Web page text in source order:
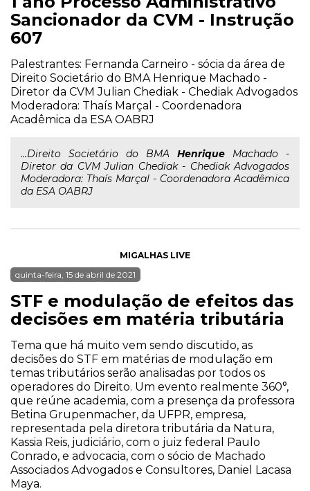
Sancionador da CVM - Instrução
607
Palestrantes: Fernanda Carneiro - sócia da área de
Direito Societário do BMA Henrique Machado -
Diretor da CVM Julian Chediak - Chediak Advogados
Moderadora: Thaís Marçal - Coordenadora
Acadêmica da ESA OABRJ
...Direito Societário do BMA Henrique Machado -
Diretor da CVM Julian Chediak - Chediak Advogados
Moderadora: Thaís Marçal - Coordenadora Acadêmica
da ESA OABRJ
MIGALHAS LIVE
quinta-feira, 15 de abril de 2021
STF e modulação de efeitos das
decisões em matéria tributária
Tema que há muito vem sendo discutido, as
decisões do STF em matérias de modulação em
temas tributários serão analisadas por todos os
operadores do Direito. Um evento realmente 360°,
que reúne academia, com a presença da professora
Betina Grupenmacher, da UFPR, empresa,
representada pela diretora tributária da Natura,
Kassia Reis, judiciário, com o juiz federal Paulo
Conrado, e advocacia, com o sócio de Machado
Associados Advogados e Consultores, Daniel Lacasa
Maya.